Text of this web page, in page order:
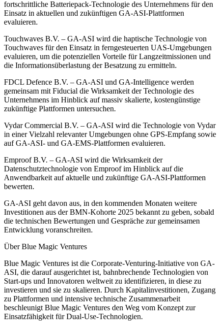
fortschrittliche Batteriepack-Technologie des Unternehmens für den
Einsatz in aktuellen und zukünftigen GA-ASI-Plattformen
evaluieren.
Touchwaves B.V. – GA-ASI wird die haptische Technologie von
Touchwaves für den Einsatz in ferngesteuerten UAS-Umgebungen
evaluieren, um die potenziellen Vorteile für Langzeitmissionen und
die Informationsüberlastung der Besatzung zu ermitteln.
FDCL Defence B.V. – GA-ASI und GA-Intelligence werden
gemeinsam mit Fiducial die Wirksamkeit der Technologie des
Unternehmens im Hinblick auf massiv skalierte, kostengünstige
zukünftige Plattformen untersuchen.
Vydar Commercial B.V. – GA-ASI wird die Technologie von Vydar
in einer Vielzahl relevanter Umgebungen ohne GPS-Empfang sowie
auf GA-ASI- und GA-EMS-Plattformen evaluieren.
Emproof B.V. – GA-ASI wird die Wirksamkeit der
Datenschutztechnologie von Emproof im Hinblick auf die
Anwendbarkeit auf aktuelle und zukünftige GA-ASI-Plattformen
bewerten.
GA-ASI geht davon aus, in den kommenden Monaten weitere
Investitionen aus der BMN-Kohorte 2025 bekannt zu geben, sobald
die technischen Bewertungen und Gespräche zur gemeinsamen
Entwicklung voranschreiten.
Über Blue Magic Ventures
Blue Magic Ventures ist die Corporate-Venturing-Initiative von GA-
ASI, die darauf ausgerichtet ist, bahnbrechende Technologien von
Start-ups und Innovatoren weltweit zu identifizieren, in diese zu
investieren und sie zu skalieren. Durch Kapitalinvestitionen, Zugang
zu Plattformen und intensive technische Zusammenarbeit
beschleunigt Blue Magic Ventures den Weg vom Konzept zur
Einsatzfähigkeit für Dual-Use-Technologien.